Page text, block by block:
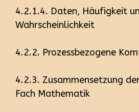
4.2.1.4. Daten, Häufigkeit
Wahrscheinlichkeit
4.2.2. Prozessbezogene
4.2.3. Zusammensetzung
Fach Mathematik